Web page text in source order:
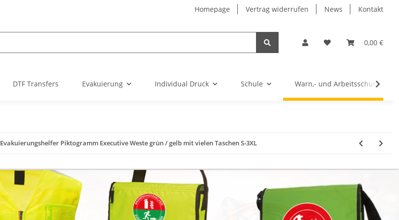
Homepage Vertrag widerrufen News Kontakt
0,00 €
DTF Transfers Evakuierung Individual Druck Schule Warn,- und Arbeitsschutz
Evakuierungshelfer Piktogramm Executive Weste grün / gelb mit vielen Taschen S-3XL